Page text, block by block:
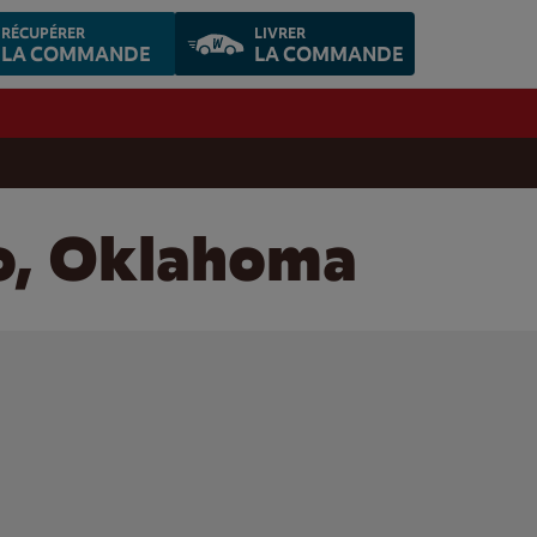
RÉCUPÉRER
LA COMMANDE
LIVRER
LA COMMANDE
Oklahoma